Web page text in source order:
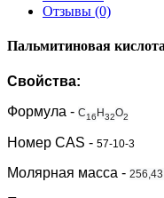
Отзывы (0)
Пальмитиновая
Свойства:
Формула - C16H32O2
Номер CAS - 57-10-3
Молярная масса - 256,43